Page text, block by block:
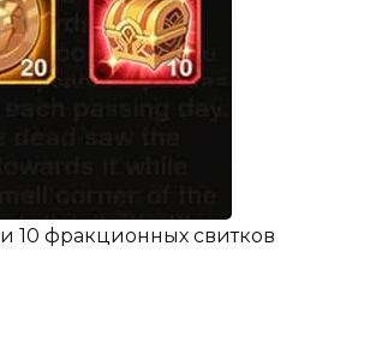
и 10 фракционных свитков